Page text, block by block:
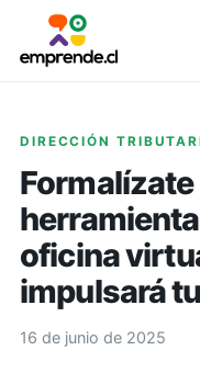
DIRECCIÓN
oficina
impulsará
16 de junio de 2025